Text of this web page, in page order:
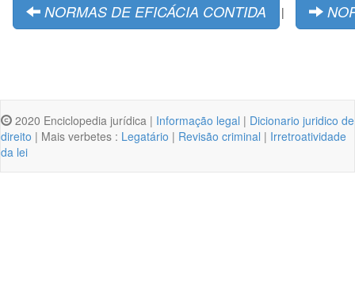
NORMAS DE EFICÁCIA CONTIDA |
2020 Enciclopedia jurídica | Informação legal | Dicionario juridico de
direito | Mais verbetes : Legatário | Revisão criminal | Irretroatividade
da lei